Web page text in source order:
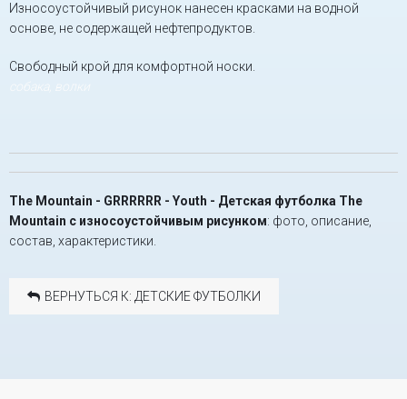
Износоустойчивый рисунок нанесен красками на водной
основе, не содержащей нефтепродуктов.
Свободный крой для комфортной носки.
собака, волки
The Mountain - GRRRRRR - Youth - Детская футболка The
Mountain с износоустойчивым рисунком: фото, описание,
состав, характеристики.
ВЕРНУТЬСЯ К: ДЕТСКИЕ ФУТБОЛКИ